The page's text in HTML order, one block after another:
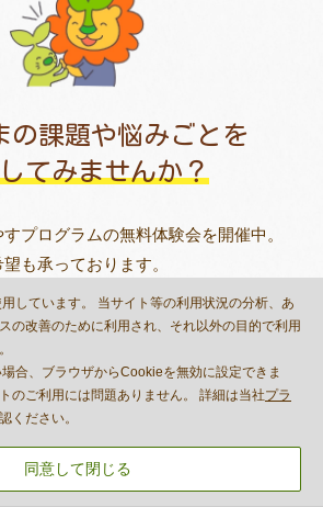
の課題や悩みごとを
てみませんか？
すプログラムの無料体験会を開催中。
も承っております。
合わせください。
見学・相談申し込み
しています。 当サイト等の利用状況の分析、あ
の改善のために利用され、それ以外の目的で利用
合、ブラウザからCookieを無効に設定できま
のご利用には問題ありません。 詳細は当社プラ
ください。
同意して閉じる